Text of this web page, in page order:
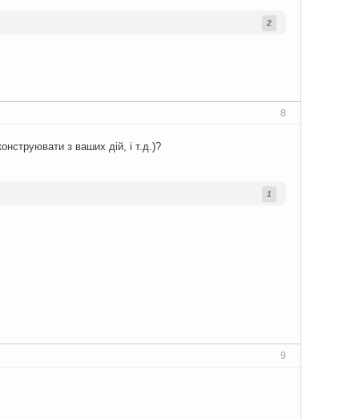
2
8
з ваших дій, і т.д.)?
1
9